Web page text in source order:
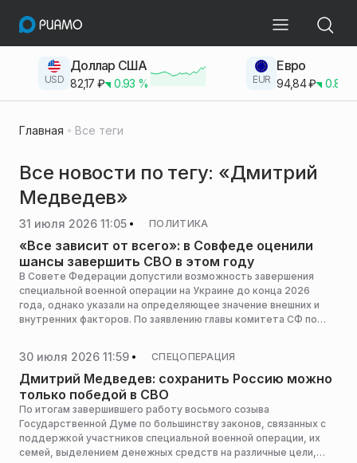
USD
Доллар США
82,17 ₽ 0.93 % EUR
Евро
94,84₽ 0.83
Главная Все теги
Все новости по тегу: «Дмитрий
Медведев»
31 июля 2026 11:05 ПОЛИТИКА
«Все зависит от всего»: в Совфеде оценили
шансы завершить СВО в этом году
В Совете Федерации допустили возможность завершения
специальной военной операции на Украине до конца 2026
года, однако указали на определяющее значение внешних и
внутренних факторов. По заявлению главы комитета СФ по
Запада и способность российских структур сохранить
собранность, сообщает Газета.ru.
30 июля 2026 11:59 СПЕЦОПЕРАЦИЯ
Дмитрий Медведев: сохранить Россию можно
только победой в СВО
По итогам завершившего работу восьмого созыва
Государственной Думе по большинству законов, связанных с
поддержкой участников специальной военной операции, их
семей, выделением денежных средств на различные цели,